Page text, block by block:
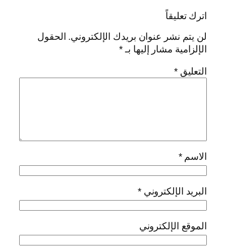
اترك تعليقاً
لن يتم نشر عنوان بريدك الإلكتروني. الحقول
الإلزامية مشار إليها بـ*
التعليق*
الاسم*
البريد الإلكتروني*
الموقع الإلكتروني